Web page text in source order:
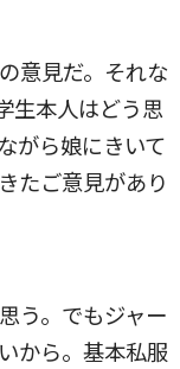
意見だ。それな
生本人はどう思
がら娘にきいて
たご意見があり
う。でもジャー
から。基本私服